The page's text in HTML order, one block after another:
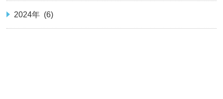
2024年 (6)